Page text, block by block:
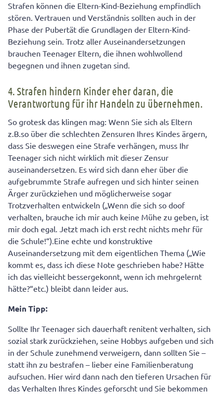
Strafen können die Eltern-Kind-Beziehung empfindlich
stören. Vertrauen und Verständnis sollten auch in der
Phase der Pubertät die Grundlagen der Eltern-Kind-
Beziehung sein. Trotz aller Auseinandersetzungen
brauchen Teenager Eltern, die ihnen wohlwollend
begegnen und ihnen zugetan sind.
4. Strafen hindern Kinder eher daran, die
Verantwortung für ihr Handeln zu übernehmen.
So grotesk das klingen mag: Wenn Sie sich als Eltern
z.B.so über die schlechten Zensuren Ihres Kindes ärgern,
dass Sie deswegen eine Strafe verhängen, muss Ihr
Teenager sich nicht wirklich mit dieser Zensur
auseinandersetzen. Es wird sich dann eher über die
aufgebrummte Strafe aufregen und sich hinter seinen
Ärger zurückziehen und möglicherweise sogar
Trotzverhalten entwickeln („Wenn die sich so doof
verhalten, brauche ich mir auch keine Mühe zu geben, ist
mir doch egal. Jetzt mach ich erst recht nichts mehr für
die Schule!“).Eine echte und konstruktive
Auseinandersetzung mit dem eigentlichen Thema („Wie
kommt es, dass ich diese Note geschrieben habe? Hätte
ich das vielleicht bessergekonnt, wenn ich mehrgelernt
hätte?“etc.) bleibt dann leider aus.
Mein Tipp:
Sollte Ihr Teenager sich dauerhaft renitent verhalten, sich
sozial stark zurückziehen, seine Hobbys aufgeben und sich
in der Schule zunehmend verweigern, dann sollten Sie –
statt ihn zu bestrafen – lieber eine Familienberatung
aufsuchen. Hier wird dann nach den tieferen Ursachen für
das Verhalten Ihres Kindes geforscht und Sie bekommen